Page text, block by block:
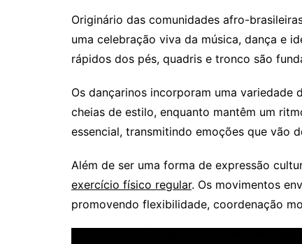
Originário das comunidades afro-
uma celebração viva da música, dança e
rápidos dos pés, quadris e tronco são
Os dançarinos incorporam uma variedade
cheias de estilo, enquanto mantêm um
essencial, transmitindo emoções que vão
Além de ser uma forma de expressão
exercício físico regular. Os movimentos
promovendo flexibilidade, coordenação